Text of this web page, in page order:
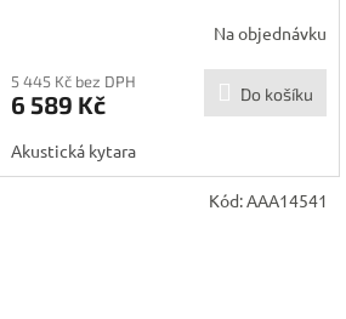
R
M
A
Na objednávku
5 445 Kč bez DPH
6 589 Kč Do košíku
Akustická kytara
Kód: AAA14541